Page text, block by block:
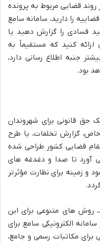
قضایی مربوط به پرونده
را دارید، سامانه سامع
فسادی را گزارش دهید یا
کنید که مستقیماً به
جنبه اطلاع رسانی دارد،
بود.
حق قانونی برای شهروندان
گزارش تخلفات، یا طرح
قضایی کشور طراحی شده
آورد تا صدا و دغدغه های
و زمینه برای نظارت مؤثرتر
روش های متنوعی برای این
الکترونیکی سامع برای
مکاتبات رسمی و جامع،